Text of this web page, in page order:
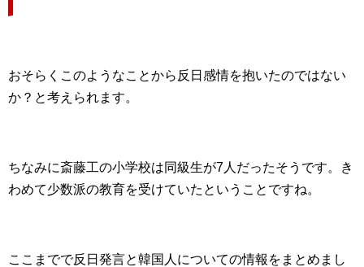
おそらくこのようなことから反日感情を抱いたのではない
か？と考えられます。
ちなみに斎藤工の小学校は同級生が7人だったそうです。き
わめて少数派の教育を受けていたということですね。
ここまでで反日発言と韓国人についての情報をまとめまし